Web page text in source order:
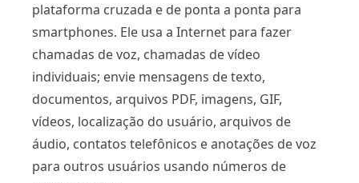
plataforma cruzada e de ponta a ponta para
smartphones. Ele usa a Internet para fazer
chamadas de voz, chamadas de vídeo
individuais; envie mensagens de texto,
documentos, arquivos PDF, imagens, GIF,
vídeos, localização do usuário, arquivos de
áudio, contatos telefônicos e anotações de voz
para outros usuários usando números de